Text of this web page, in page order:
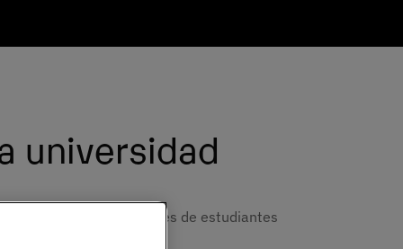
universidad
UNIE, reunimos opiniones de estudiantes